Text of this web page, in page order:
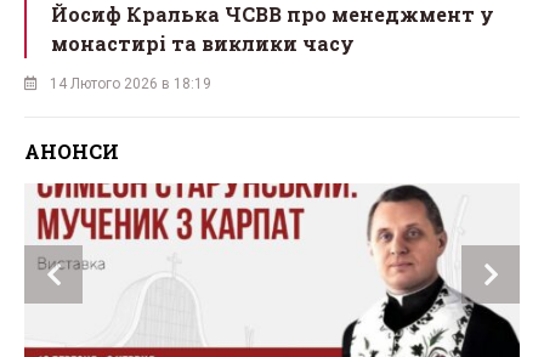
Йосиф Кралька ЧСВВ про менеджмент у
монастирі та виклики часу
14 Лютого 2026 в 18:19
АНОНСИ